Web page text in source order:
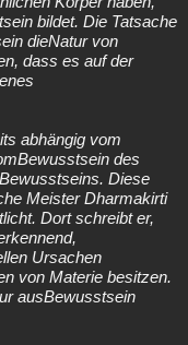
bildet. Die Tatsache
dieNatur von
dass es auf der
abhängig vom
des
Diese
Meister Dharmakirti
Dort schreibt er,
Ursachen
von Materie besitzen.
ausBewusstsein